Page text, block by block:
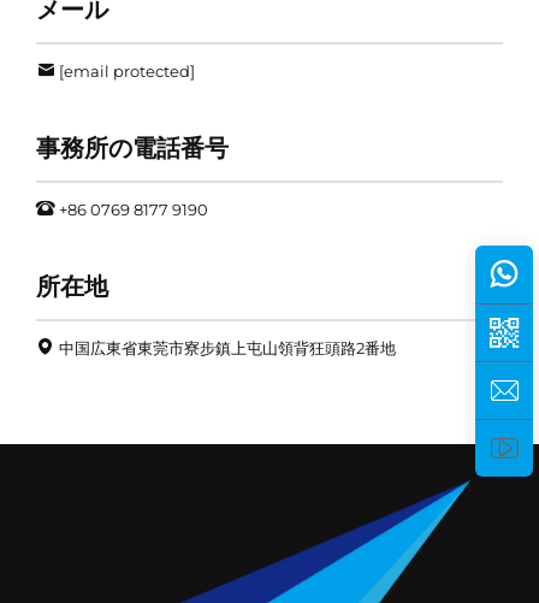
メール
[email protected]
事務所の電話番号
+86 0769 8177 9190
所在地
中国広東省東莞市寮步鎮上屯山領背狂頭路2番地